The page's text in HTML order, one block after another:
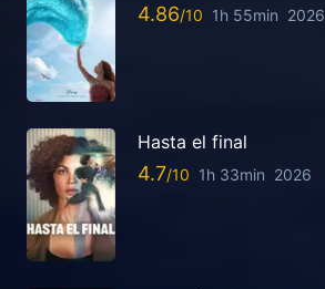
4.86 1h 55min 2026
Hasta el final
4.7 1h 33min 2026